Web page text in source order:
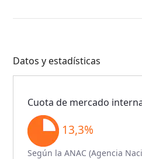
Datos y estadísticas
Cuota de mercado
13,3%
Según la ANAC (Agencia